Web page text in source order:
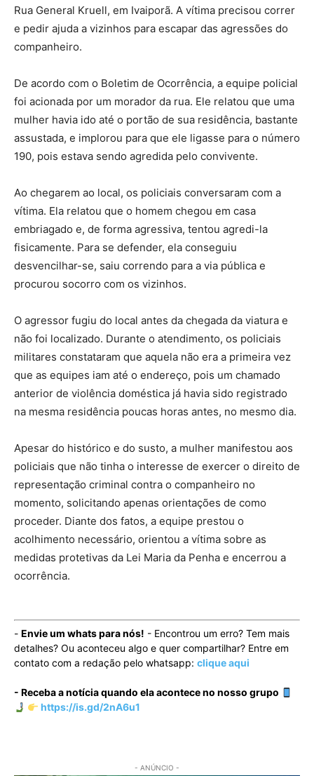
Rua General Kruell, em Ivaiporã. A vítima precisou correr
e pedir ajuda a vizinhos para escapar das agressões do
companheiro.
De acordo com o Boletim de Ocorrência, a equipe policial
foi acionada por um morador da rua. Ele relatou que uma
mulher havia ido até o portão de sua residência, bastante
assustada, e implorou para que ele ligasse para o número
190, pois estava sendo agredida pelo convivente.
Ao chegarem ao local, os policiais conversaram com a
vítima. Ela relatou que o homem chegou em casa
embriagado e, de forma agressiva, tentou agredi-la
fisicamente. Para se defender, ela conseguiu
desvencilhar-se, saiu correndo para a via pública e
procurou socorro com os vizinhos.
O agressor fugiu do local antes da chegada da viatura e
não foi localizado. Durante o atendimento, os policiais
militares constataram que aquela não era a primeira vez
que as equipes iam até o endereço, pois um chamado
anterior de violência doméstica já havia sido registrado
na mesma residência poucas horas antes, no mesmo dia.
Apesar do histórico e do susto, a mulher manifestou aos
policiais que não tinha o interesse de exercer o direito de
representação criminal contra o companheiro no
momento, solicitando apenas orientações de como
proceder. Diante dos fatos, a equipe prestou o
acolhimento necessário, orientou a vítima sobre as
medidas protetivas da Lei Maria da Penha e encerrou a
ocorrência.
- Envie um whats para nós! - Encontrou um erro? Tem mais
detalhes? Ou aconteceu algo e quer compartilhar? Entre em
contato com a redação pelo whatsapp: clique aqui
- Receba a notícia quando ela acontece no nosso grupo
https://is.gd/2nA6u1
- ANÚNCIO -